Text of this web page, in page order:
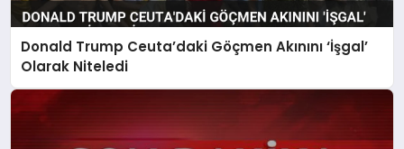
Donald Trump Ceuta’daki Göçmen Akınını ‘İşgal’
Olarak Niteledi